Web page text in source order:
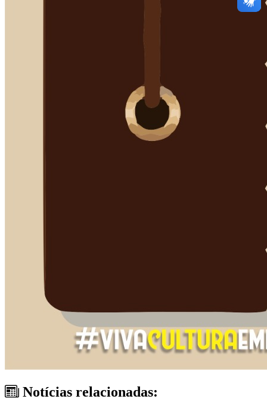
Notícias relacionadas: